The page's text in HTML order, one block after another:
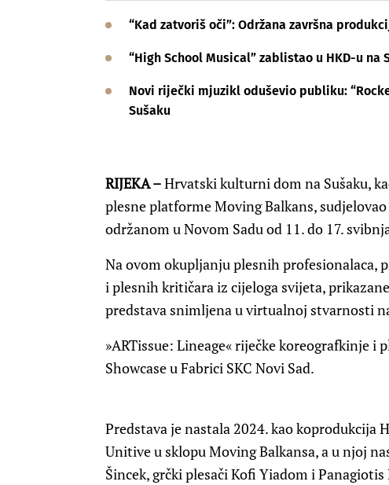
“Kad zatvoriš oči”: Održana završna
“High School Musical” zablistao u HKD-u
Novi riječki mjuzikl oduševio publiku:
Sušaku
RIJEKA –Hrvatski kulturni dom na Sušaku,
plesne platforme Moving Balkans,
održanom u Novom Sadu od 11. do 17.
Na ovom okupljanju plesnih profesionalaca,
i plesnih kritičara iz cijeloga svijeta,
predstava snimljena u virtualnoj stvarnosti
»ARTissue: Lineage« riječke koreografkinje
Showcase u Fabrici SKC Novi Sad.
Predstava je nastala 2024. kao koprodukcija
Unitive u sklopu Moving Balkansa, a u njoj
Šincek, grčki plesači Kofi Yiadom i